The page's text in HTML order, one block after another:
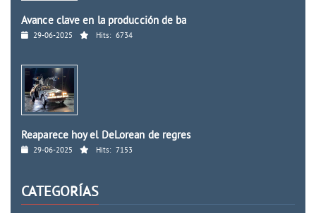
Avance clave en la producción de ba
29-06-2025 Hits: 6734
Reaparece hoy el DeLorean de regres
29-06-2025 Hits: 7153
CATEGORÍAS